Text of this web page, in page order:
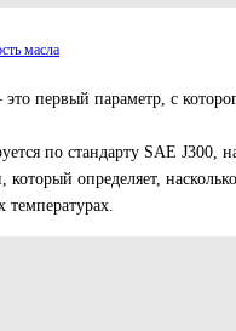
масла
первый параметр, с
по стандарту SAE J300,
который определяет,